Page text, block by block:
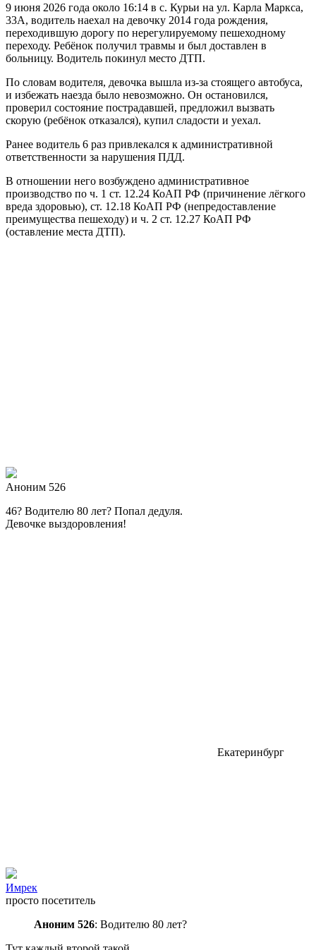
9 июня 2026 года около 16:14 в с. Курьи на ул. Карла Маркса,
33А, водитель наехал на девочку 2014 года рождения,
переходившую дорогу по нерегулируемому пешеходному
переходу. Ребёнок получил травмы и был доставлен в
больницу. Водитель покинул место ДТП.
По словам водителя, девочка вышла из-за стоящего автобуса,
и избежать наезда было невозможно. Он остановился,
проверил состояние пострадавшей, предложил вызвать
скорую (ребёнок отказался), купил сладости и уехал.
Ранее водитель 6 раз привлекался к административной
ответственности за нарушения ПДД.
В отношении него возбуждено административное
производство по ч. 1 ст. 12.24 КоАП РФ (причинение лёгкого
вреда здоровью), ст. 12.18 КоАП РФ (непредоставление
преимущества пешеходу) и ч. 2 ст. 12.27 КоАП РФ
(оставление места ДТП).
Аноним 526
46? Водителю 80 лет? Попал дедуля.
Девочке выздоровления!
Екатеринбург
Имрек
просто посетитель
Аноним 526: Водителю 80 лет?